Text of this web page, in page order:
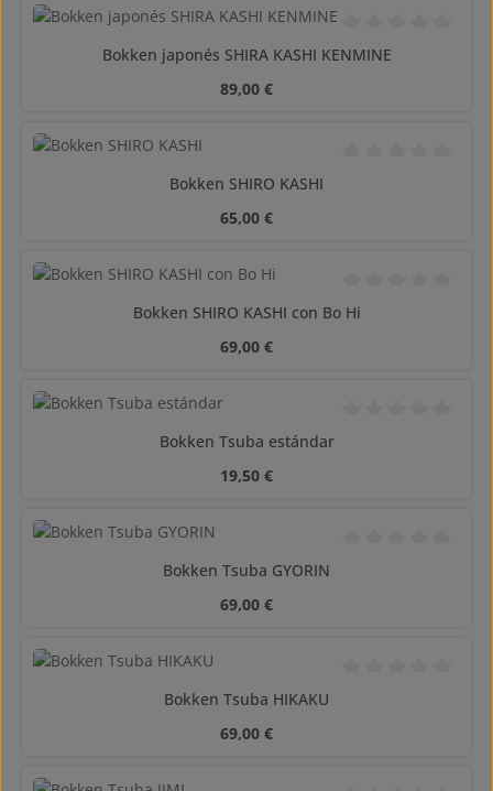
Calificación
Bokken japonés SHIRA KASHI KENMINE
Precio normal:
89,00 €
Bokken SHIRO KASHI
Precio normal:
65,00 €
Calificación
Bokken SHIRO KASHI con Bo Hi
Precio normal:
69,00 €
Bokken Tsuba estándar
Precio normal:
19,50 €
Bokken Tsuba GYORIN
Precio normal:
69,00 €
Bokken Tsuba HIKAKU
Precio normal:
69,00 €